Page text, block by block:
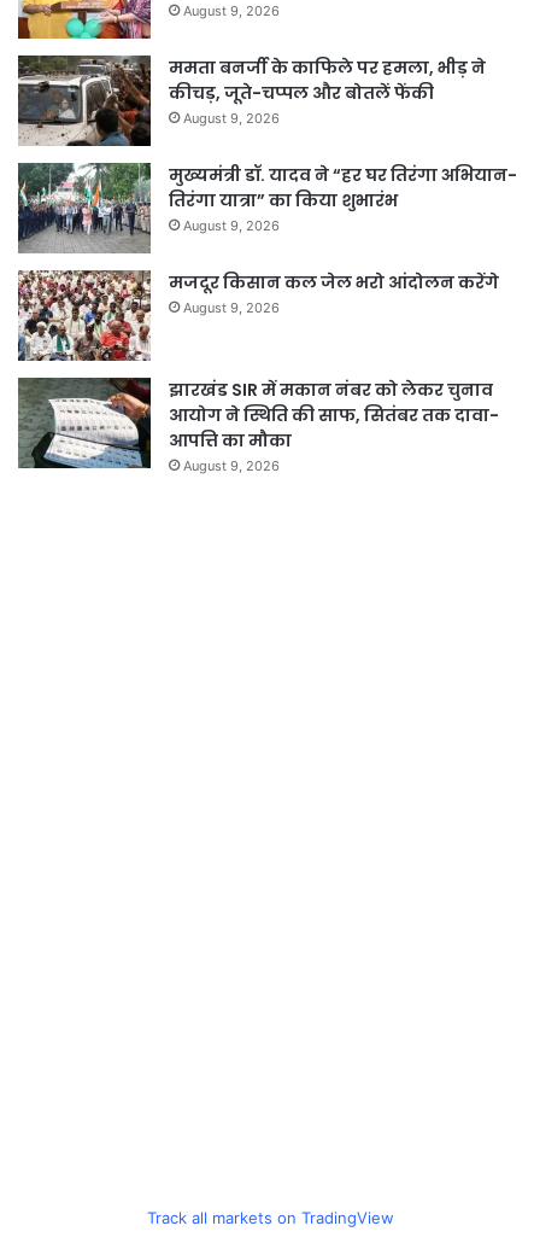
August 9, 2026
ममता बनर्जी के काफिले पर हमला, भीड़ ने
कीचड़, जूते-चप्पल और बोतलें फेंकी
August 9, 2026
मुख्यमंत्री डॉ. यादव ने “हर घर तिरंगा अभियान-
तिरंगा यात्रा” का किया शुभारंभ
August 9, 2026
मजदूर किसान कल जेल भरो आंदोलन करेंगे
August 9, 2026
झारखंड SIR में मकान नंबर को लेकर चुनाव
आयोग ने स्थिति की साफ, सितंबर तक दावा-
आपत्ति का मौका
August 9, 2026
Track all markets on TradingView